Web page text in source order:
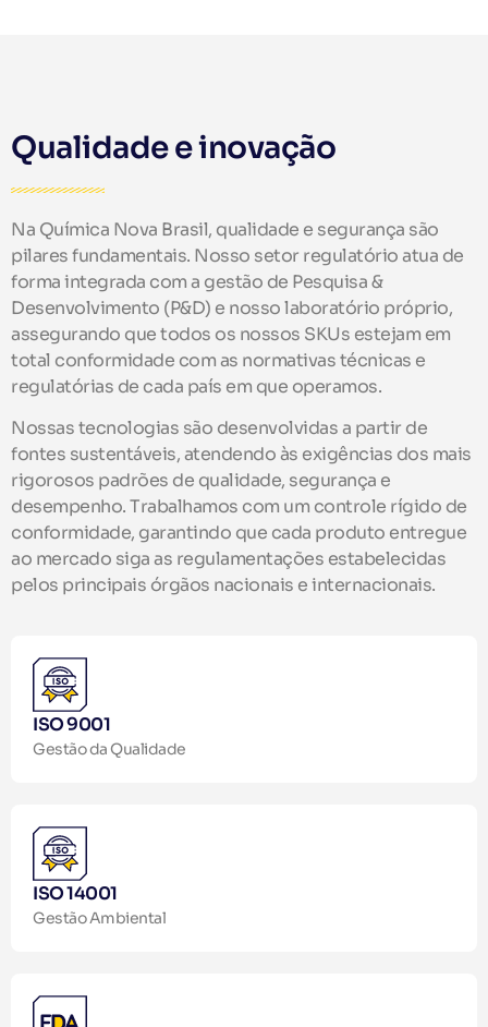
Qualidade e inovação
Na Química Nova Brasil, qualidade e segurança são
pilares fundamentais. Nosso setor regulatório atua de
forma integrada com a gestão de Pesquisa &
Desenvolvimento (P&D) e nosso laboratório próprio,
assegurando que todos os nossos SKUs estejam em
total conformidade com as normativas técnicas e
regulatórias de cada país em que operamos.
Nossas tecnologias são desenvolvidas a partir de
fontes sustentáveis, atendendo às exigências dos mais
rigorosos padrões de qualidade, segurança e
desempenho. Trabalhamos com um controle rígido de
conformidade, garantindo que cada produto entregue
ao mercado siga as regulamentações estabelecidas
pelos principais órgãos nacionais e internacionais.
ISO 9001
Gestão da Qualidade
ISO 14001
Gestão Ambiental